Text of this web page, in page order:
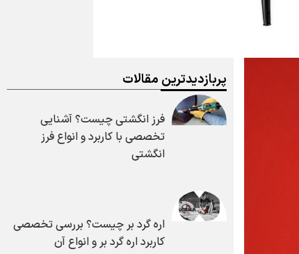
پربازدیدترین مقالات
فرز انگشتی چیست؟ آشنایی
تخصصی با کاربرد و انواع فرز
انگشتی
اره گرد بر چیست؟ بررسی تخصصی
کاربرد اره گرد بر و انواع آن